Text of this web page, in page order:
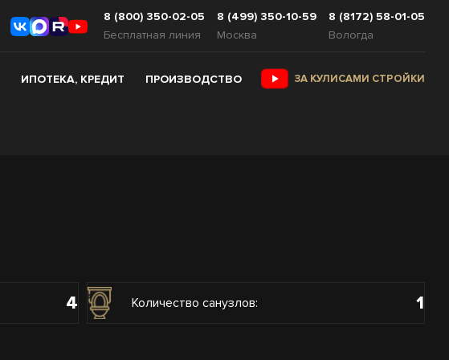
8 (800) 350-02-05
Бесплатная линия
8 (499) 350-10-59
Москва
8 (8172) 58-01-05
Вологда
ИПОТЕКА, КРЕДИТ ПРОИЗВОДСТВО ЗА КУЛИСАМИ СТРОЙКИ
4 Количество санузлов: 1